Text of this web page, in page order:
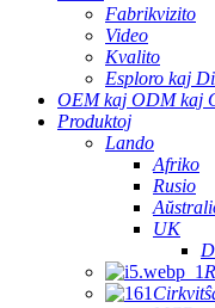
Fabrikvizito
Video
Kvalito
Esploro kaj
OEM kaj ODM kaj
Produktoj
Lando
Afriko
Rusio
UK